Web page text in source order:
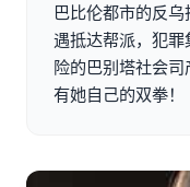
巴比伦都市的反
遇抵达帮派，犯
险的巴别塔社会
有她自己的双拳！